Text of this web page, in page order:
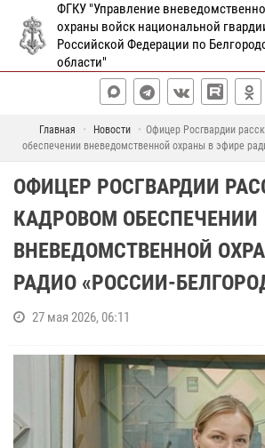
ФГКУ "Управление
охраны войск национальной
Российской Федерации по
области"
Главная Новости
Офицер Росгвардии
обеспечении вневедомственной охраны в эфире
ОФИЦЕР РОСГВАРДИИ
КАДРОВОМ ОБЕСПЕЧЕНИИ
ВНЕВЕДОМСТВЕННОЙ
РАДИО «РОССИИ-
27 мая 2026, 06:11